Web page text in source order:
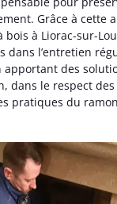
Grâce à cette
bois à Liorac-sur-
dans l’entretien
des
dans le respect
pratiques du